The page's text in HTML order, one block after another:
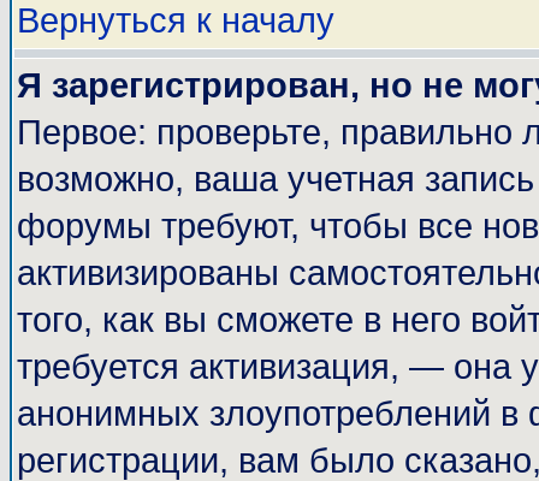
Вернуться к началу
Я зарегистрирован, но не
Первое: проверьте, правильно
возможно, ваша учетная
форумы требуют, чтобы все
активизированы
того, как вы сможете в него
требуется активизация, — она
анонимных злоупотреблений
регистрации, вам было